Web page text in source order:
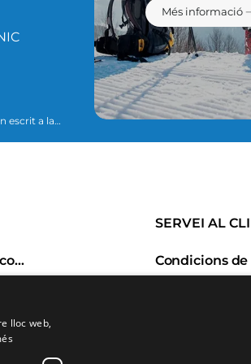
Més informació
Historial de comandes
SERVEI AL
lloc web,